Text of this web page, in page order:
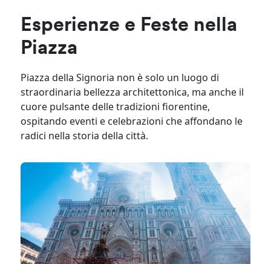
Esperienze e Feste nella
Piazza
Piazza della Signoria non è solo un luogo di
straordinaria bellezza architettonica, ma anche il
cuore pulsante delle tradizioni fiorentine,
ospitando eventi e celebrazioni che affondano le
radici nella storia della città.